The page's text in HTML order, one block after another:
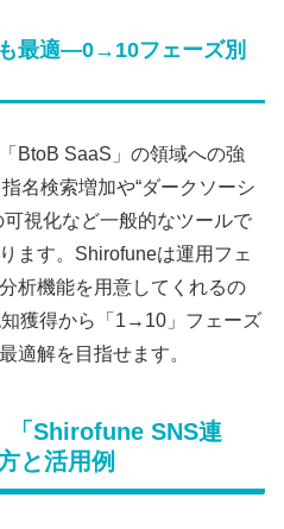
最適―0→10フェーズ別
BtoB SaaS」の領域への強
名検索増加や“ダークソーシ
視化など一般的なツールで
ます。Shirofuneは運用フェ
析機能を用意してくれるの
獲得から「1→10」フェーズ
適解を目指せます。
「Shirofune SNS連
と活用例